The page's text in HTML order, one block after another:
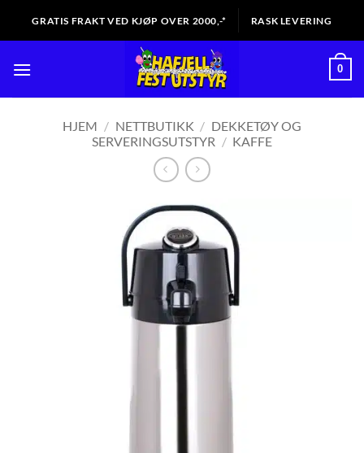
GRATIS FRAKT VED KJØP OVER 2000,-* RASK LEVERING
0
HJEM / NETTBUTIKK / DEKKETØY OG
SERVERINGSUTSTYR / KAFFE